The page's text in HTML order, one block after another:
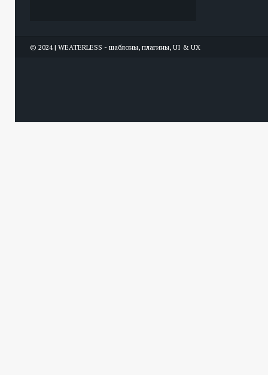
© 2024 | WEATERLESS - шаблоны, плагины, UI & UX